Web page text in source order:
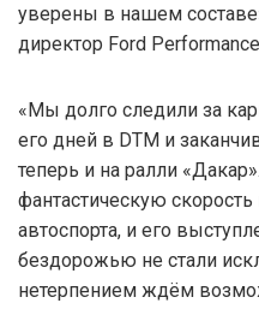
уверены в нашем
директор Ford
«Мы долго следили за
его дней в DTM и
теперь и на ралли
фантастическую
автоспорта, и его
бездорожью не стали
нетерпением ждём